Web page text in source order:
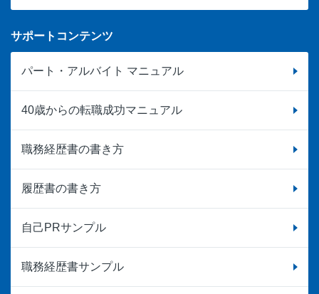
サポートコンテンツ
パート・アルバイト マニュアル
40歳からの転職成功マニュアル
職務経歴書の書き方
履歴書の書き方
自己PRサンプル
職務経歴書サンプル